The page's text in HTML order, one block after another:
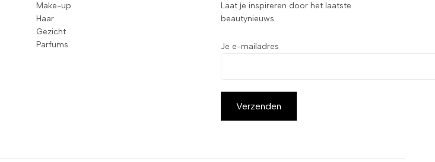
Make-up
Haar
Gezicht
Parfums
Laat je inspireren door het laatste
beautynieuws.
Je e-mailadres